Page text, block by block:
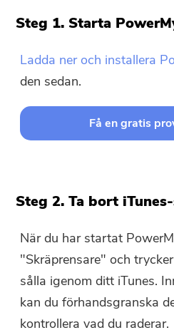
Steg 1. Starta
Ladda ner och installera
den sedan.
Få en gratis
Steg 2. Ta bort
När du har startat
"Skräprensare" och
sålla igenom ditt iTunes.
kan du förhandsgranska
kontrollera vad du raderar.